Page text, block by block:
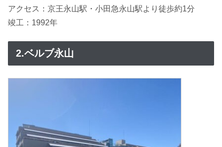
アクセス：京王永山駅・小田急永山駅より徒歩約1分
竣工：1992年
2.ベルブ永山